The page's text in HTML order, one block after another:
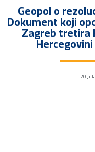
Geopol o
Dokument koji
Zagreb tretira
20